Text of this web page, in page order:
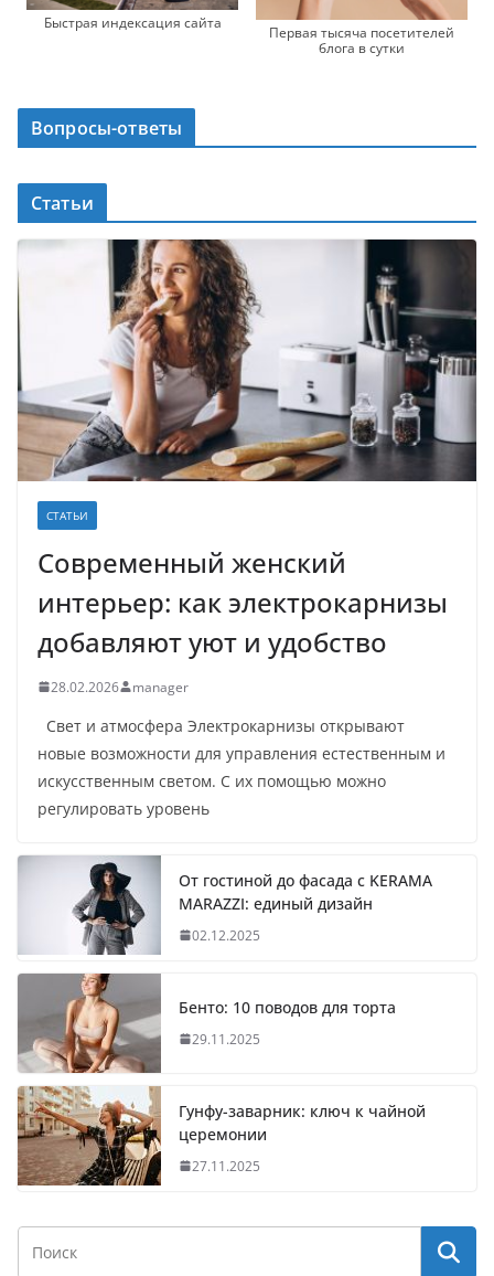
Быстрая индексация сайта
Первая тысяча посетителей
блога в сутки
Вопросы-ответы
Статьи
СТАТЬИ
Современный женский
интерьер: как электрокарнизы
добавляют уют и удобство
28.02.2026 manager
Свет и атмосфера Электрокарнизы открывают
новые возможности для управления естественным и
искусственным светом. С их помощью можно
регулировать уровень
От гостиной до фасада с KERAMA
MARAZZI: единый дизайн
02.12.2025
Бенто: 10 поводов для торта
29.11.2025
Гунфу-заварник: ключ к чайной
церемонии
27.11.2025